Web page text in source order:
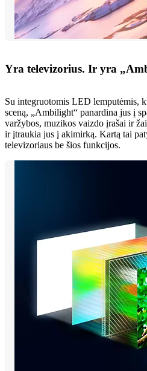
Yra televizorius. Ir yra
Su integruotomis LED lemputėmis,
sceną, „Ambilight“ panardina jus į
varžybos, muzikos vaizdo įrašai ir
ir įtraukia jus į akimirką. Kartą tai
televizoriaus be šios funkcijos.